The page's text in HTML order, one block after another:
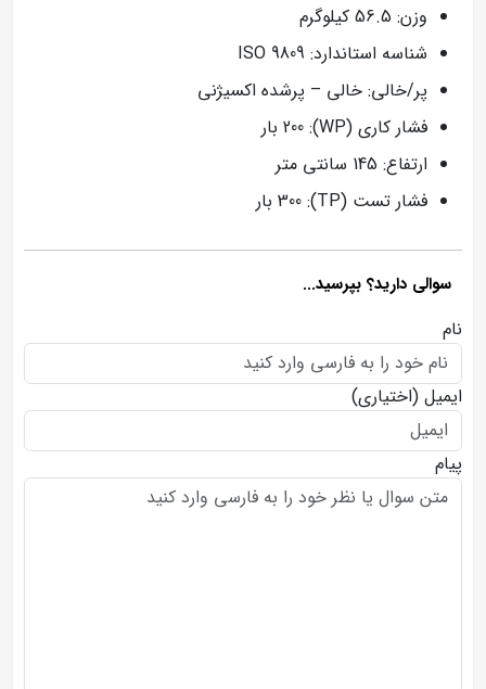
وزن: 56.5 کیلوگرم
شناسه استاندارد: ISO 9809
پر/خالی: خالی – پرشده اکسیژنی
فشار کاری (WP): 200 بار
ارتفاع: 145 سانتی متر
فشار تست (TP): 300 بار
سوالی دارید؟ بپرسید...
نام
ایمیل (اختیاری)
پیام